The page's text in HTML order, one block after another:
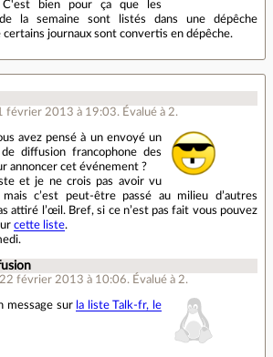
C'est bien pour ça que les
la semaine sont listés dans une dépêche
certains journaux sont convertis en dépêche.
février 2013 à 19:03. Évalué à 2.
avez pensé à un envoyé un
diffusion francophone des
annoncer cet événement ?
et je ne crois pas avoir vu
c’est peut-être passé au milieu d’autres
attiré l’œil. Bref, si ce n’est pas fait vous pouvez
cette liste.
22 février 2013 à 10:06. Évalué à 2.
message sur la liste Talk-fr, le